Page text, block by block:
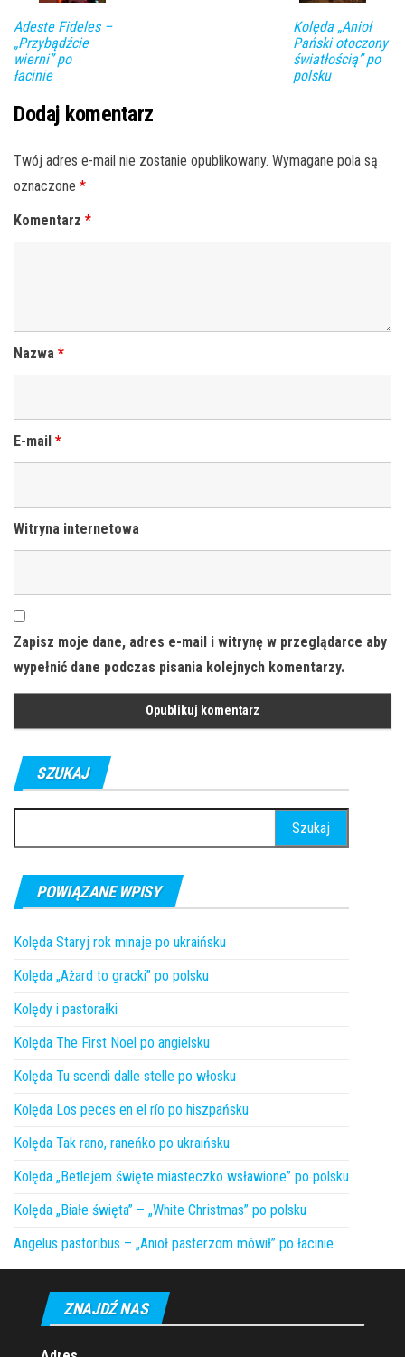
Adeste Fideles –
„Przybądźcie
wierni” po
łacinie
Kolęda „Anioł
Pański otoczony
światłością” po
polsku
Dodaj komentarz
Twój adres e-mail nie zostanie opublikowany. Wymagane pola są
oznaczone *
Komentarz *
Nazwa *
E-mail *
Witryna internetowa
Zapisz moje dane, adres e-mail i witrynę w przeglądarce aby
wypełnić dane podczas pisania kolejnych komentarzy.
SZUKAJ
POWIĄZANE WPISY
Kolęda Staryj rok minaje po ukraińsku
Kolęda „Ażard to gracki” po polsku
Kolędy i pastorałki
Kolęda The First Noel po angielsku
Kolęda Tu scendi dalle stelle po włosku
Kolęda Los peces en el río po hiszpańsku
Kolęda Tak rano, raneńko po ukraińsku
Kolęda „Betlejem święte miasteczko wsławione” po polsku
Kolęda „Białe święta” – „White Christmas” po polsku
Angelus pastoribus – „Anioł pasterzom mówił” po łacinie
ZNAJDŹ NAS